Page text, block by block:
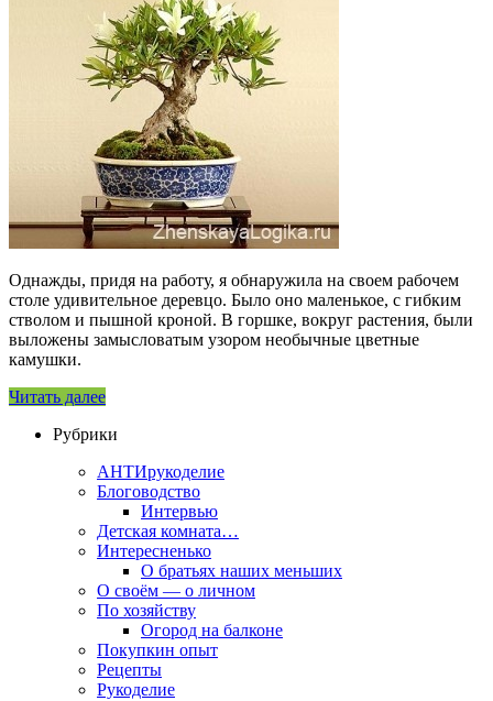
Однажды, придя на работу, я обнаружила на своем рабочем
столе удивительное деревцо. Было оно маленькое, с гибким
стволом и пышной кроной. В горшке, вокруг растения, были
выложены замысловатым узором необычные цветные
камушки.
Читать далее
Рубрики
АНТИрукоделие
Блоговодство
Интервью
Детская комната…
Интересненько
О братьях наших меньших
О своём — о личном
По хозяйству
Огород на балконе
Покупкин опыт
Рецепты
Рукоделие